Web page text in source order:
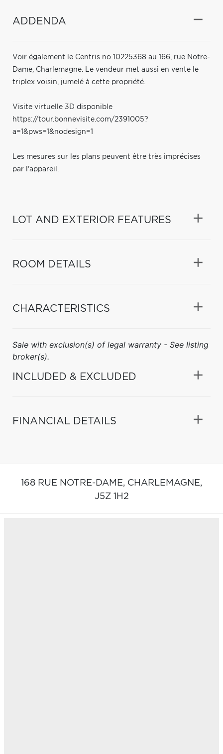
ADDENDA
Voir également le Centris no 10225368 au 166, rue Notre-
Dame, Charlemagne. Le vendeur met aussi en vente le
triplex voisin, jumelé à cette propriété.
Visite virtuelle 3D disponible
https://tour.bonnevisite.com/2391005?
a=1&pws=1&nodesign=1
Les mesures sur les plans peuvent être très imprécises
par l'appareil.
LOT AND EXTERIOR FEATURES
ROOM DETAILS
CHARACTERISTICS
Sale with exclusion(s) of legal warranty - See listing
broker(s).
INCLUDED & EXCLUDED
FINANCIAL DETAILS
168 RUE NOTRE-DAME, CHARLEMAGNE,
J5Z 1H2